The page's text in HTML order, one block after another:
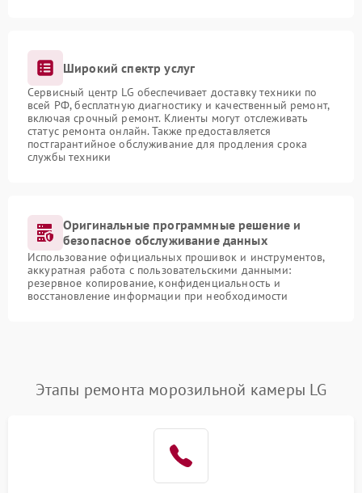
Широкий спектр услуг
Сервисный центр LG обеспечивает доставку техники по
всей РФ, бесплатную диагностику и качественный ремонт,
включая срочный ремонт. Клиенты могут отслеживать
статус ремонта онлайн. Также предоставляется
постгарантийное обслуживание для продления срока
службы техники
Оригинальные программные решение и
безопасное обслуживание данных
Использование официальных прошивок и инструментов,
аккуратная работа с пользовательскими данными:
резервное копирование, конфиденциальность и
восстановление информации при необходимости
Этапы ремонта морозильной камеры LG